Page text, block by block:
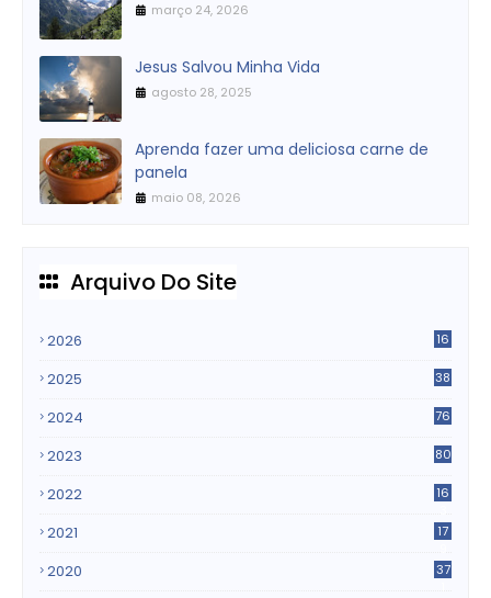
março 24, 2026
Jesus Salvou Minha Vida
agosto 28, 2025
Aprenda fazer uma deliciosa carne de
panela
maio 08, 2026
Arquivo Do Site
2026 16
2025 38
2024 76
2023 80
2022
16
2021
17
2020
37